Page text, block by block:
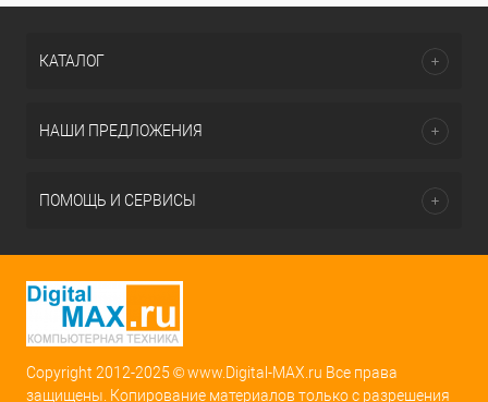
КАТАЛОГ
НАШИ ПРЕДЛОЖЕНИЯ
ПОМОЩЬ И СЕРВИСЫ
Copyright 2012-2025 © www.Digital-MAX.ru Все права
защищены. Копирование материалов только с разрешения